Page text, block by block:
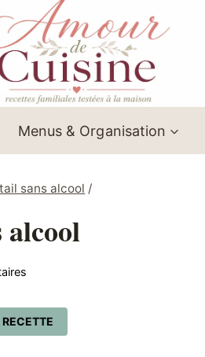
Menus & Organisation
sans alcool /